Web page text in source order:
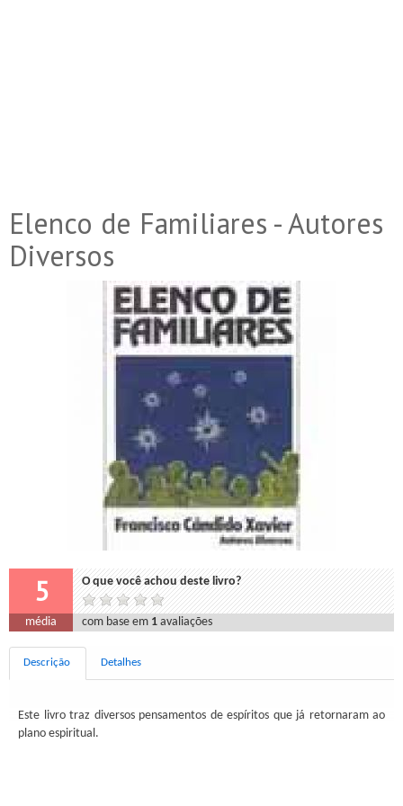
Elenco de Familiares - Autores
Diversos
5 O que você achou deste livro?
média com base em 1 avaliações
Descrição Detalhes
Este livro traz diversos pensamentos de espíritos que já retornaram ao
plano espiritual.